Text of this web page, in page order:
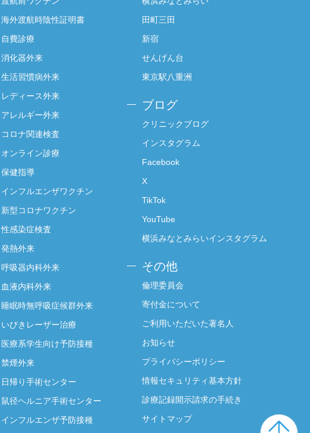
海外渡航時陰性証明書
自費診療
消化器外来
生活習慣病外来
レディース外来
アレルギー外来
コロナ関連検査
オンライン診療
保健指導
インフルエンザワクチン
新型コロナワクチン
性感染症検査
発熱外来
呼吸器内科外来
血液内科外来
睡眠時無呼吸症候群外来
いびきレーザー治療
医療系学生向け予防接種
禁煙外来
日帰り手術センター
鼠径ヘルニア手術センター
インフルエンザ予防接種
田町三田
新宿
せんげん台
東京駅八重洲
ブログ
クリニックブログ
インスタグラム
Facebook
X
TikTok
YouTube
横浜みなとみらいインスタグラム
その他
倫理委員会
寄付金について
ご利用いただいた著名人
お知らせ
プライバシーポリシー
情報セキュリティ基本方針
診療記録開示請求の手続き
サイトマップ